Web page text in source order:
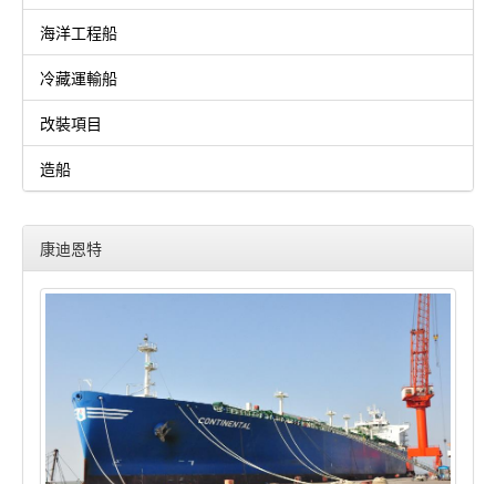
海洋工程船
冷藏運輸船
改裝項目
造船
康迪恩特